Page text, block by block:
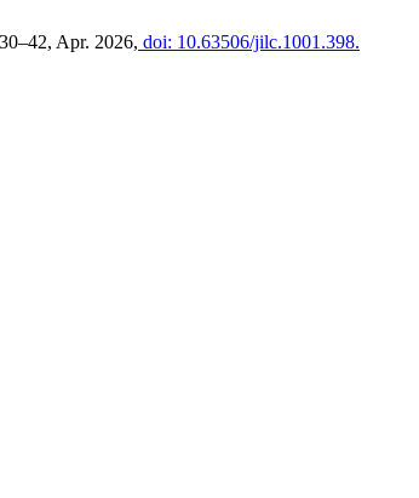
Apr. 2026, doi: 10.63506/jilc.1001.398.